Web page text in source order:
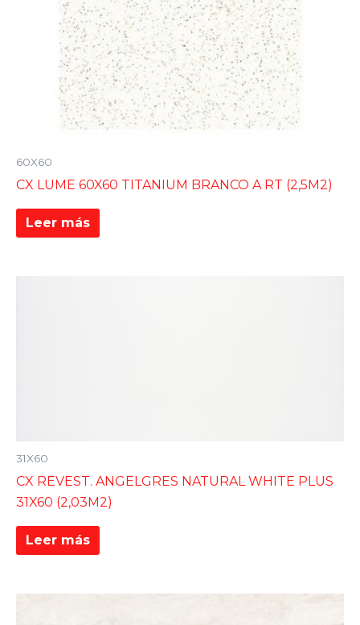
60X60
CX LUME 60X60 TITANIUM BRANCO A RT (2,5M2)
Leer más
31X60
CX REVEST. ANGELGRES NATURAL WHITE PLUS
31X60 (2,03M2)
Leer más